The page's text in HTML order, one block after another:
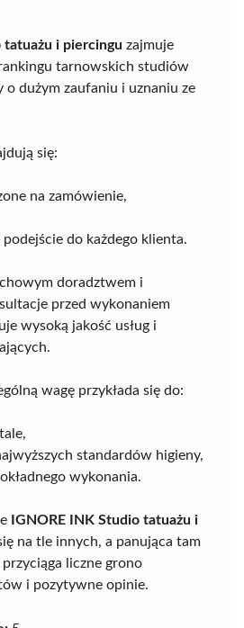
tatuażu i piercingu zajmuje
tarnowskich studiów
o dużym zaufaniu i uznaniu ze
się:
na zamówienie,
do każdego klienta.
doradztwem i
przed wykonaniem
wysoką jakość usług i
wagę przykłada się do:
standardów higieny,
wykonania.
IGNORE INK Studio tatuażu i
na tle innych, a panująca tam
liczne grono
i pozytywne opinie.